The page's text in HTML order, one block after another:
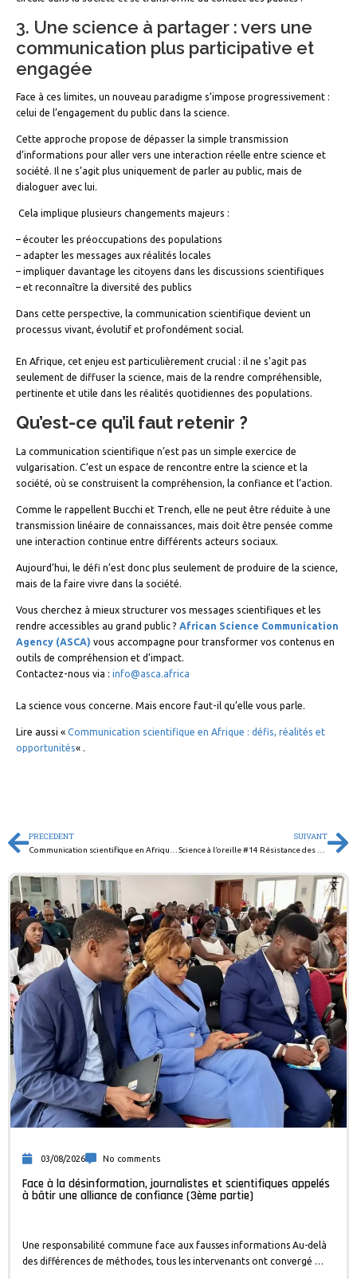
3. Une science à partager : vers une
communication plus participative et
engagée
Face à ces limites, un nouveau paradigme s’impose progressivement :
celui de l’engagement du public dans la science.
Cette approche propose de dépasser la simple transmission
d’informations pour aller vers une interaction réelle entre science et
société. Il ne s’agit plus uniquement de parler au public, mais de
dialoguer avec lui.
Cela implique plusieurs changements majeurs :
– écouter les préoccupations des populations
– adapter les messages aux réalités locales
– impliquer davantage les citoyens dans les discussions scientifiques
– et reconnaître la diversité des publics
Dans cette perspective, la communication scientifique devient un
processus vivant, évolutif et profondément social.
En Afrique, cet enjeu est particulièrement crucial : il ne s’agit pas
seulement de diffuser la science, mais de la rendre compréhensible,
pertinente et utile dans les réalités quotidiennes des populations.
Qu’est-ce qu’il faut retenir ?
La communication scientifique n’est pas un simple exercice de
vulgarisation. C’est un espace de rencontre entre la science et la
société, où se construisent la compréhension, la confiance et l’action.
Comme le rappellent Bucchi et Trench, elle ne peut être réduite à une
transmission linéaire de connaissances, mais doit être pensée comme
une interaction continue entre différents acteurs sociaux.
Aujourd’hui, le défi n’est donc plus seulement de produire de la science,
mais de la faire vivre dans la société.
Vous cherchez à mieux structurer vos messages scientifiques et les
rendre accessibles au grand public ? African Science Communication
Agency (ASCA) vous accompagne pour transformer vos contenus en
outils de compréhension et d’impact.
Contactez-nous via : info@asca.africa
La science vous concerne. Mais encore faut-il qu’elle vous parle.
Lire aussi « Communication scientifique en Afrique : défis, réalités et
opportunités« .
PRECEDENT SUIVANT
03/08/2026 No comments
Face à la désinformation, journalistes et scientifiques appelés
à bâtir une alliance de confiance (3ème partie)
Une responsabilité commune face aux fausses informations Au-delà
des différences de méthodes, tous les intervenants ont convergé …